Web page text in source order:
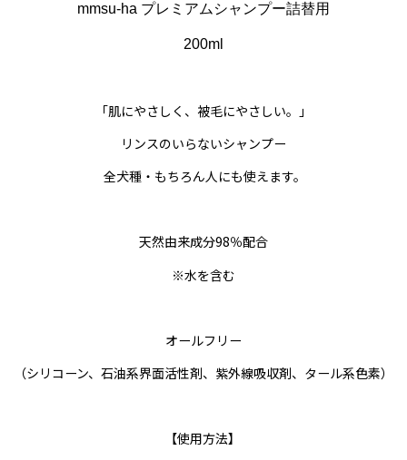
mmsu-ha プレミアムシャンプー詰替用
200ml
「肌にやさしく、被毛にやさしい。」
リンスのいらないシャンプー
全犬種・もちろん人にも使えます。
天然由来成分98％配合
※水を含む
オールフリー
（シリコーン、石油系界面活性剤、紫外線吸収剤、タール系色素）
【使用方法】